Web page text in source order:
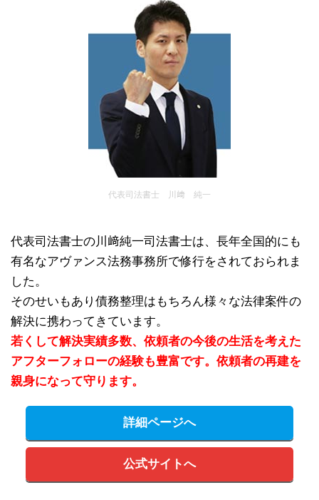
代表司法書士 川﨑 純一
代表司法書士の川﨑純一司法書士は、長年全国的にも
有名なアヴァンス法務事務所で修行をされておられま
した。
そのせいもあり債務整理はもちろん様々な法律案件の
解決に携わってきています。
若くして解決実績多数、依頼者の今後の生活を考えた
アフターフォローの経験も豊富です。依頼者の再建を
親身になって守ります。
詳細ページへ
公式サイトへ